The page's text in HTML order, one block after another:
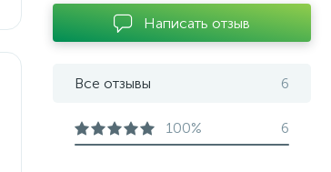
Написать отзыв
Все отзывы 6
100% 6